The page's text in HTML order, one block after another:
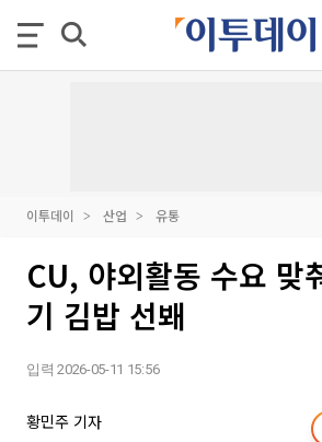
이투데이 산업 유통
CU, 야외활동 수요 맞
기 김밥 선봬
입력 2026-05-11 15:56
황민주 기자